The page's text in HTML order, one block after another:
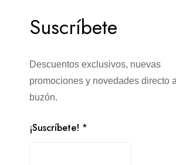
Suscríbete
Descuentos exclusivos, nuevas
promociones y novedades directo
buzón.
¡Suscríbete! *